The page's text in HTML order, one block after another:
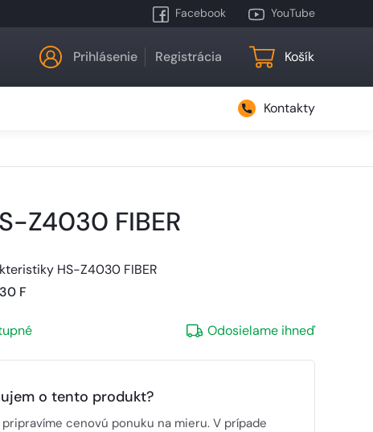
Facebook YouTube
Prihlásenie Registrácia Košík
Kontakty
Z4030 FIBER
HS-Z4030 FIBER
F
Odosielame ihneď
o tento produkt?
pripravíme cenovú ponuku na mieru. V prípade